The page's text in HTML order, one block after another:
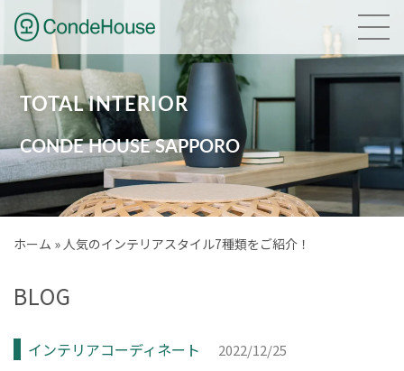
HOME
NEWS
GALLERY
BRAND
COMPANY
ACCESS
TOTAL INTERIOR
CONDE HOUSE SAPPORO
ホーム » 人気のインテリアスタイル7種類をご紹介！
BLOG
インテリアコーディネート 2022/12/25